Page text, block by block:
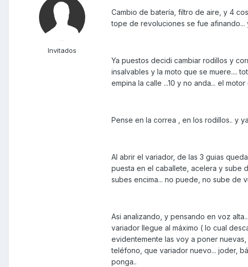
Invitados
Cambio de batería, filtro de aire, y 4
tope de revoluciones se fue
Ya puestos decidi cambiar rodillos y
insalvables y la moto que se muere....
empina la calle ...10 y no anda... el
Pense en la correa , en los rodillos.. y
Al abrir el variador, de las 3 guias
puesta en el caballete, acelera y sube
subes encima... no puede, no sube de
Asi analizando, y pensando en voz
variador llegue al máximo ( lo cual
evidentemente las voy a poner
teléfono, que variador nuevo... joder,
ponga..